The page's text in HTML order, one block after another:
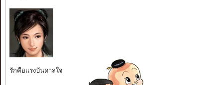
รักคือแรงบันดาลใจ